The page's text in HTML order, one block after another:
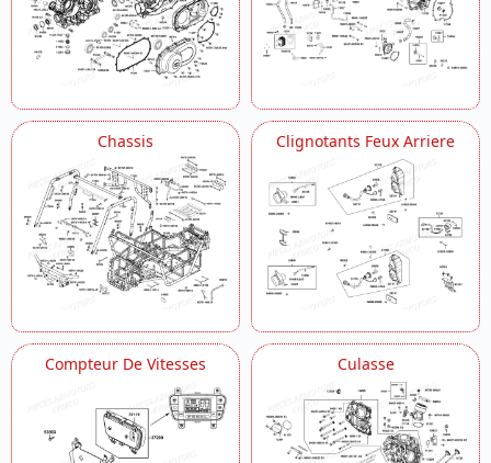
Chassis Clignotants Feux Arriere
Compteur De Vitesses Culasse